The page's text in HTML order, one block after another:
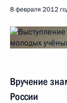
8 февраля 2012
Вручение
России